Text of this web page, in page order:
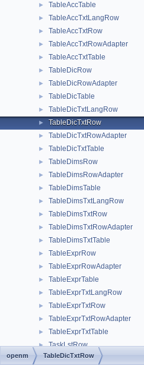
► TableAccTable
► TableAccTxtLangRow
► TableAccTxtRow
► TableAccTxtRowAdapter
► TableAccTxtTable
► TableDicRow
► TableDicRowAdapter
► TableDicTable
► TableDicTxtLangRow
► TableDicTxtRow
► TableDicTxtRowAdapter
► TableDicTxtTable
► TableDimsRow
► TableDimsRowAdapter
► TableDimsTable
► TableDimsTxtLangRow
► TableDimsTxtRow
► TableDimsTxtRowAdapter
► TableDimsTxtTable
► TableExprRow
► TableExprRowAdapter
► TableExprTable
► TableExprTxtLangRow
► TableExprTxtRow
► TableExprTxtRowAdapter
► TableExprTxtTable
► TaskLstRow
TaskLstRowAdapter
openm TableDicTxtRow